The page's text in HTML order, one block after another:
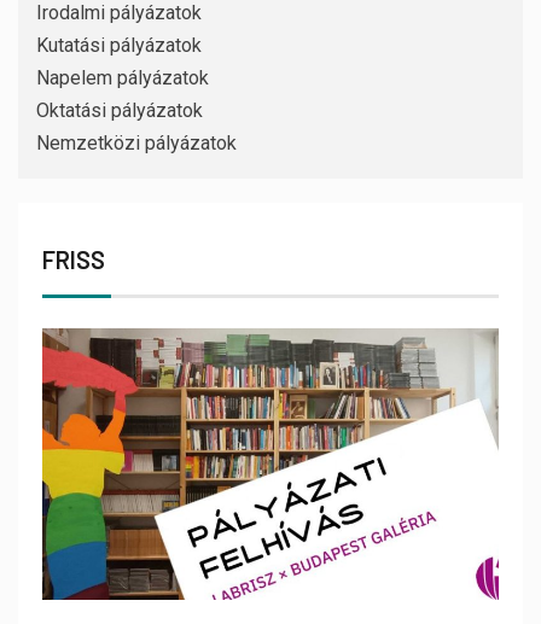
Irodalmi pályázatok
Kutatási pályázatok
Napelem pályázatok
Oktatási pályázatok
Nemzetközi pályázatok
FRISS